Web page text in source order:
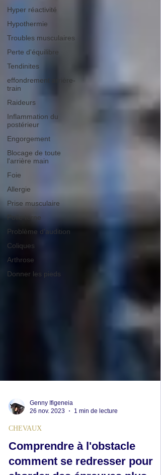
Hyper réactivité
Hypothermie
Troubles musculaires
Perte d'équilibre
Tendinites
effondrement arrière-
train
Raideurs
Inflammation du
postérieur
Engorgement
Blocage de toute
l'arrière main
Foie
Allergie
Prise musculaire
Poile terne
Problème d'audition
Coliques
Arthrose
Donner les pieds
Genny Ifigeneia
CHEVAUX
Comprendre à l'obstacle